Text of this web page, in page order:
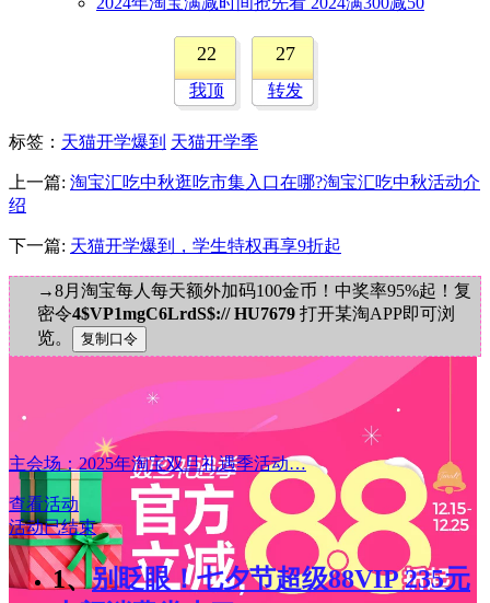
22
我顶
27
转发
标签 ： 天猫开学爆到 天猫开学季
上一篇: 淘宝汇吃中秋逛吃市集入口在哪?淘宝汇吃中秋活动介
绍
下一篇: 天猫开学爆到，学生特权再享9折起
→8月淘宝每人每天额外加码100金币！中奖率95%起！复
密令4$VP1mgC6LrdS$:// HU7679 打开某淘APP即可浏
览。
主会场：2025年淘宝双旦礼遇季活动…
查看活动
活动已结束
1、 别眨眼！七夕节超级88VIP 235元